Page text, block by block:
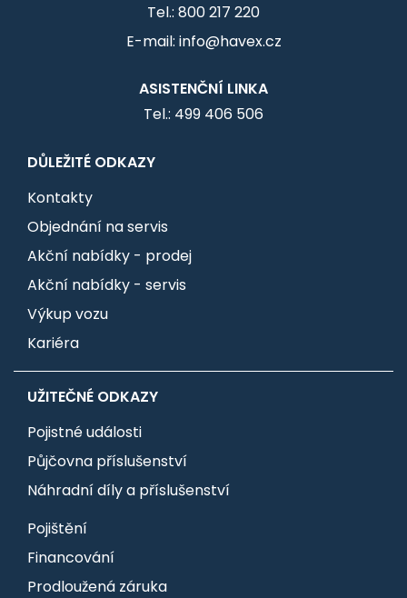
Tel.: 800 217 220
E-mail: info@havex.cz
ASISTENČNÍ LINKA
Tel.: 499 406 506
DŮLEŽITÉ ODKAZY
Kontakty
Objednání na servis
Akční nabídky - prodej
Akční nabídky - servis
Výkup vozu
Kariéra
UŽITEČNÉ ODKAZY
Pojistné události
Půjčovna příslušenství
Náhradní díly a příslušenství
Pojištění
Financování
Prodloužená záruka